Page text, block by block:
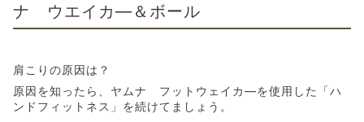
ナ ウエイカ―＆ボール
肩こりの原因は？
原因を知ったら、ヤムナ フットウェイカ―を使用した「ハ
ンドフィットネス」を続けてましょう。